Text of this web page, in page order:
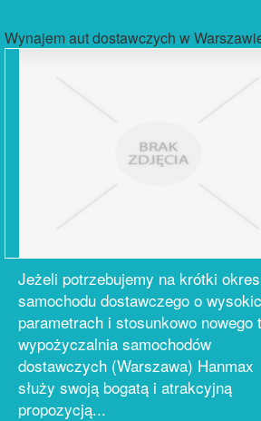
Wynajem aut dostawczych w
Jeżeli potrzebujemy na krótki okres
samochodu dostawczego o
parametrach i stosunkowo nowego
wypożyczalnia samochodów
dostawczych (Warszawa) Hanmax
służy swoją bogatą i atrakcyjną
propozycją...